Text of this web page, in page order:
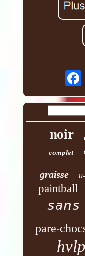
noir
complet
graisse
paintball
pare-
hvlp